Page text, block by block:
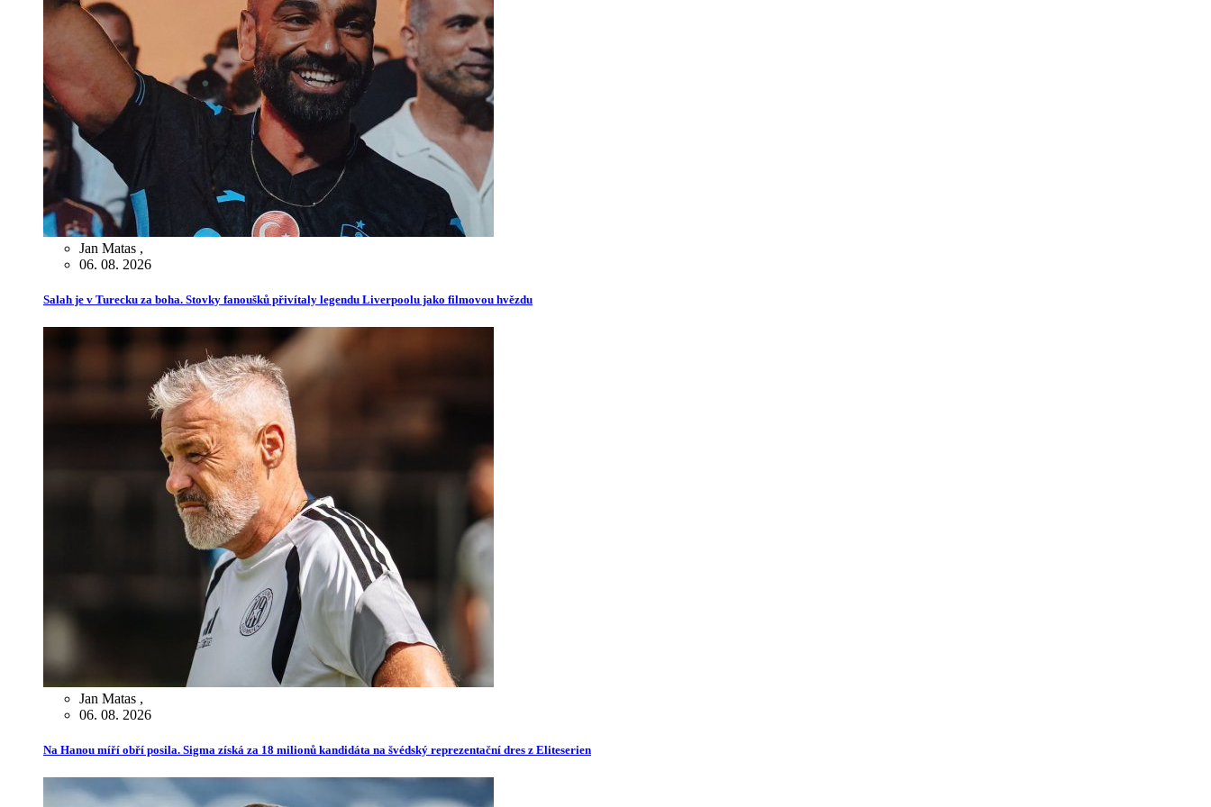
Jan Matas ,
06. 08. 2026
Salah je v Turecku za boha. Stovky fanoušků přivítaly legendu Liverpoolu jako filmovou hvězdu
Jan Matas ,
06. 08. 2026
Na Hanou míří obří posila. Sigma získá za 18 milionů kandidáta na švédský reprezentační dres z Eliteserien